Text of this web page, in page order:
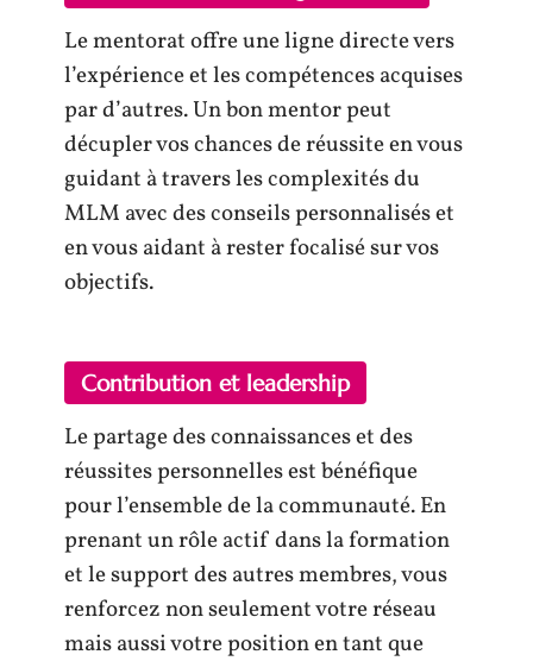
Le mentorat offre une ligne directe vers
l’expérience et les compétences acquises
par d’autres. Un bon mentor peut
décupler vos chances de réussite en vous
guidant à travers les complexités du
MLM avec des conseils personnalisés et
en vous aidant à rester focalisé sur vos
objectifs.
Contribution et leadership
Le partage des connaissances et des
réussites personnelles est bénéfique
pour l’ensemble de la communauté. En
prenant un rôle actif dans la formation
et le support des autres membres, vous
renforcez non seulement votre réseau
mais aussi votre position en tant que